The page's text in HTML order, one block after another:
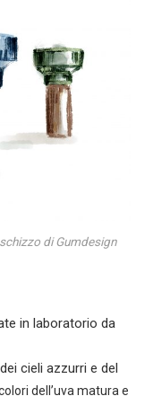
di Gumdesign
in laboratorio da
cieli azzurri e del
dell’uva matura e